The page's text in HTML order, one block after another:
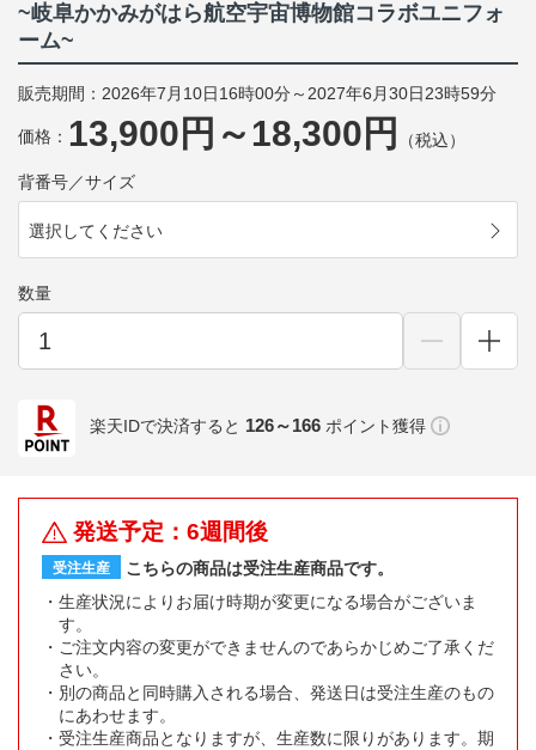
~岐阜かかみがはら航空宇宙博物館コラボユニフォ
ーム~
販売期間：2026年7月10日16時00分～2027年6月30日23時59分
価格： 13,900円～18,300円 （税込）
背番号／サイズ
選択してください
数量
楽天IDで決済すると 126～166 ポイント獲得
発送予定：6週間後
受注生産
こちらの商品は受注生産商品です。
生産状況によりお届け時期が変更になる場合がございま
す。
ご注文内容の変更ができませんのであらかじめご了承くだ
さい。
別の商品と同時購入される場合、発送日は受注生産のもの
にあわせます。
受注生産商品となりますが、生産数に限りがあります。期